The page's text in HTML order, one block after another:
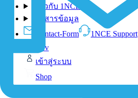
เกี่ยวกับ 1NCE
เอกสารข้อมูล
Contact-Form
1NCE Support
Dev
เข้าสู่ระบบ
Shop